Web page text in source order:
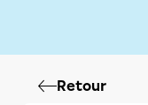
Retour